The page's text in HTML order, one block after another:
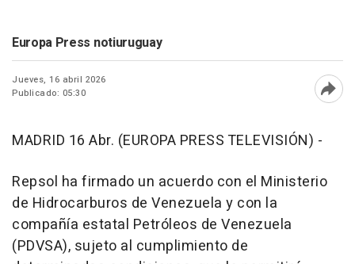
Europa Press notiuruguay
Jueves, 16 abril 2026
Publicado: 05:30
MADRID 16 Abr. (EUROPA PRESS TELEVISIÓN) -
Repsol ha firmado un acuerdo con el Ministerio
de Hidrocarburos de Venezuela y con la
compañía estatal Petróleos de Venezuela
(PDVSA), sujeto al cumplimiento de